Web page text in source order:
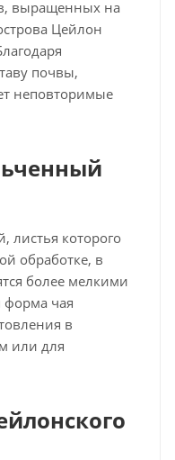
выращенных на
Цейлон
почвы,
неповторимые
листья которого
обработке, в
более мелкими
форма чая
в
или для